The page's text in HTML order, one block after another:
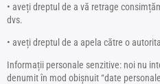
• aveți dreptul de a vă retrage
dvs.
• aveți dreptul de a apela către o
Informații personale senzitive: noi nu
denumit în mod obișnuit “date